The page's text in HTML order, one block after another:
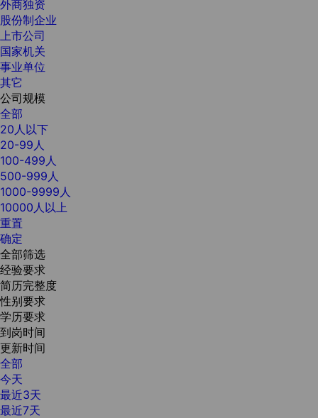
外商独资
股份制企业
上市公司
国家机关
事业单位
其它
公司规模
全部
20人以下
20-99人
100-499人
500-999人
1000-9999人
10000人以上
重置
确定
全部筛选
经验要求
简历完整度
性别要求
学历要求
到岗时间
更新时间
全部
今天
最近3天
最近7天